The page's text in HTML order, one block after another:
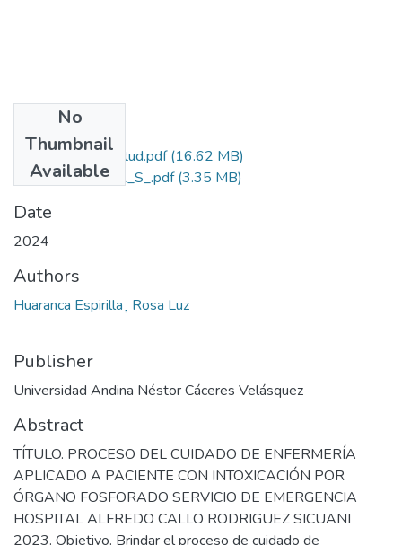
No
Thumbnail
Available
Grado de Similitud.pdf(16.62 MB)
T036_24699811_S_.pdf(3.35 MB)
Date
2024
Authors
Huaranca Espirilla¸ Rosa Luz
Publisher
Universidad Andina Néstor Cáceres Velásquez
Abstract
TÍTULO. PROCESO DEL CUIDADO DE ENFERMERÍA
APLICADO A PACIENTE CON INTOXICACIÓN POR
ÓRGANO FOSFORADO SERVICIO DE EMERGENCIA
HOSPITAL ALFREDO CALLO RODRIGUEZ SICUANI
2023. Objetivo. Brindar el proceso de cuidado de